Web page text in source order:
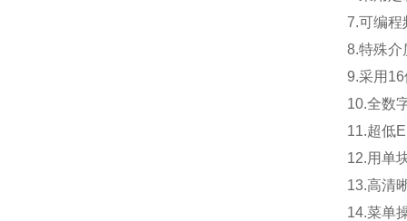
7.可编程
8.特殊介
9.采用
10.全数
11.超低
12.用单
13.高清
14.菜单